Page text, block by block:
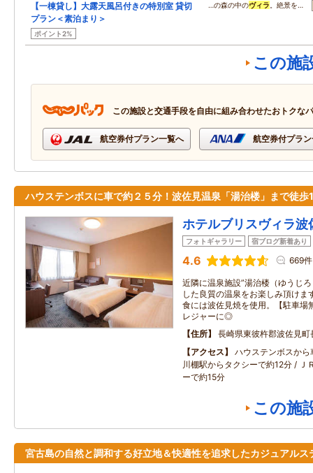
【一棟貸し】大露天風呂付きの特別室 貸切
プラン＜素泊まり＞
ポイント2%
…の森の中のヴィラ 。絶景を…
この施
この施設と交通手段を自由に組み合わせたおトクな
航空券付プラン一覧へ 航空券付プラ
ハウステンボスに車で約２５分！波佐見温泉「湯治楼」まで徒歩
ホテルブリスヴィラ波
フォトギャラリー 宿ブログ新着あり
4.6 669件
近隣に温泉施設”湯治楼（ゆうじ
した良質の温泉をお楽しみ頂け
食には波佐見焼を使用。【駐車場
レジャーに◎
住所
長崎県東彼杵郡波佐見
アクセス
ハウステンボスか
川棚駅からタクシーで約12分 / Ｊ
ーで約15分
この施
宮古島の自然と調和する好立地＆快適性を追求したカジュアルス